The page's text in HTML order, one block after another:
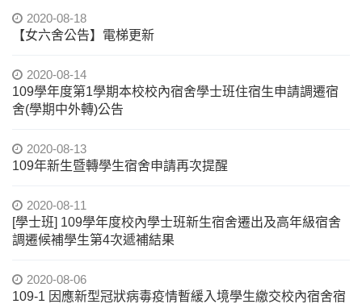
2020-08-18
【女六舍公告】電梯更新
2020-08-14
109學年度第1學期本校校內宿舍學士班住宿生申請調遷宿
舍(學期中外轉)公告
2020-08-13
109年新生暨轉學生宿舍申請再次提醒
2020-08-11
[學士班] 109學年度校內學士班新生宿舍遷出及高年級宿舍
調遷候補學生第4次遞補結果
2020-08-06
109-1 因應新型冠狀病毒疫情暫緩入境學生繳交校內宿舍宿